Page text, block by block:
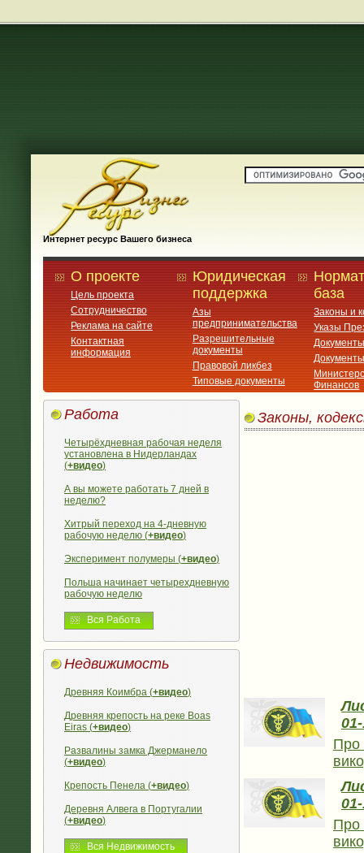
Интернет ресурс Вашего бизнеса
О проекте
Цель проекта
Сотрудничество
Реклама на сайте
Контактная
информация
Юридическая
поддержка
Азы
предпринимательства
Разрешительные
документы
Правовой ликбез
Типовые документы
база
Законы и
Указы
Финансов
Законы,
Про
Про
Работа
Четырёхдневная рабочая неделя
установлена в Нидерландах
(+видео)
А вы можете работать 7 дней в
неделю?
Хитрый переход на 4-дневную
рабочую неделю (+видео)
Эксперимент полумеры (+видео)
Польша начинает четырехдневную
рабочую неделю
Вся Работа
Недвижимость
Древняя Коимбра (+видео)
Древняя крепость на реке Boas
Eiras (+видео)
Развалины замка Джерманело
(+видео)
Крепость Пенела (+видео)
Деревня Алвега в Португалии
(+видео)
Вся Недвижимость